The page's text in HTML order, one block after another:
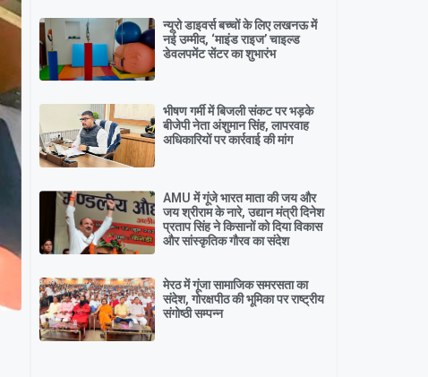
न्यूरो डाइवर्स बच्चों के लिए लखनऊ में
नई उम्मीद, ‘माइंड राइज’ चाइल्ड
डेवलपमेंट सेंटर का शुभारंभ
भीषण गर्मी में बिजली संकट पर भड़के
बीजेपी नेता अंशुमान सिंह, लापरवाह
अधिकारियों पर कार्रवाई की मांग
AMU में गूंजे भारत माता की जय और
जय श्रीराम के नारे, उद्यान मंत्री दिनेश
प्रताप सिंह ने किसानों को दिया विकास
और सांस्कृतिक गौरव का संदेश
मेरठ में गूंजा सामाजिक समरसता का
संदेश, गोरक्षपीठ की भूमिका पर राष्ट्रीय
संगोष्ठी सम्पन्न